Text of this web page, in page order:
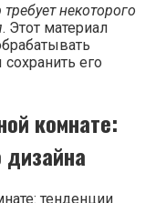
некоторого
. Этот материал
его
комнате:
дизайна